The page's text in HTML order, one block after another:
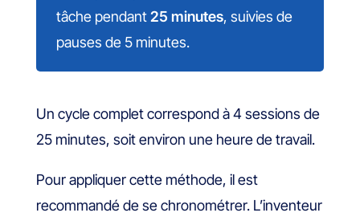
tâche pendant25 minutes, suivies de
pauses de 5 minutes.
Un cycle complet correspond à 4 sessions de
25 minutes, soit environ une heure de travail.
Pour appliquer cette méthode, il est
recommandé de se chronométrer. L’inventeur